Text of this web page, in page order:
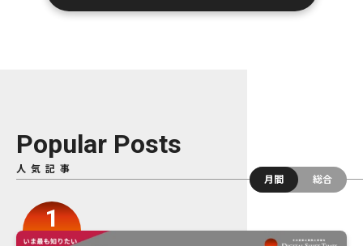
Popular Posts
人気記事
月間
総合